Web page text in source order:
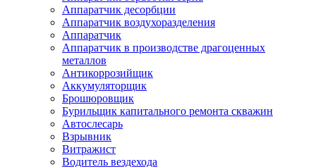
Аппаратчик десорбции
Аппаратчик воздухоразделения
Аппаратчик
Аппаратчик в производстве драгоценных
металлов
Антикоррозийщик
Аккумуляторщик
Брошюровщик
Бурильщик капитального ремонта скважин
Автослесарь
Взрывник
Витражист
Водитель вездехода